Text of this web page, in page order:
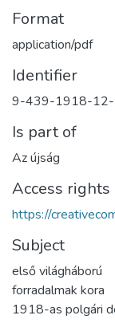
Format
application/pdf
Identifier
9-439-1918-
Is part of
Az újság
Access rights
https://
Subject
első világháború
forradalmak kora
1918-as polgári